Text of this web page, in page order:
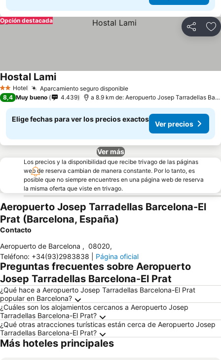
Compartir
Opción destacada
2 Estrellas
Hotel Aparcamiento seguro disponible
Hostal Lami
8,4 Muy bueno 4.439 a 8.9 km de: Aeropuerto Josep Tarradellas Barcelona-El Prat
Elige fechas para ver los precios exactos
Ver precios
Ver más
Los precios y la disponibilidad que recibe trivago de las páginas
web de reserva cambian de manera constante. Por lo tanto, es
posible que no siempre encuentres en una página web de reserva
la misma oferta que viste en trivago.
Aeropuerto Josep Tarradellas Barcelona-El
Prat (Barcelona, España)
Contacto
Aeropuerto de Barcelona , 08020,
Teléfono: +34(93)2983838 Página oficial
Preguntas frecuentes sobre Aeropuerto
Josep Tarradellas Barcelona-El Prat
¿Qué hace a Aeropuerto Josep Tarradellas Barcelona-El Prat
popular en Barcelona?
¿Cuáles son los alojamientos cercanos a Aeropuerto Josep
Tarradellas Barcelona-El Prat?
¿Qué otras atracciones turísticas están cerca de Aeropuerto Josep
Tarradellas Barcelona-El Prat?
Más hoteles principales